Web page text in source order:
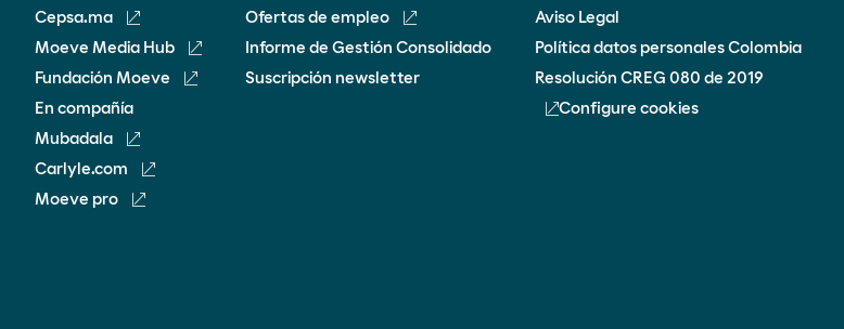
Cepsa.ma
Moeve Media Hub
Fundación Moeve
En compañía
Mubadala
Carlyle.com
Moeve pro
Ofertas de empleo
Informe de Gestión Consolidado
Suscripción newsletter
Aviso Legal
Política datos personales Colombia
Resolución CREG 080 de 2019
Configure cookies